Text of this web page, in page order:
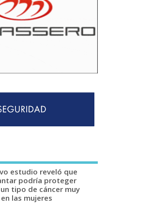
estudio reveló que
podría proteger
tipo de cáncer muy
las mujeres